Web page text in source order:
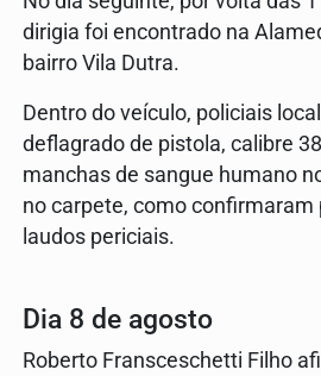
dirigia foi encontrado na
bairro Vila Dutra.
Dentro do veículo, policiais
deflagrado de pistola, calibre
manchas de sangue humano
no carpete, como
laudos periciais.
Dia 8 de agosto
Roberto Fransceschetti Filho